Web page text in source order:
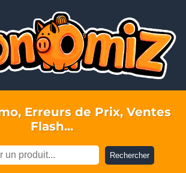
Erreurs de Prix, Ventes
Flash...
Rechercher